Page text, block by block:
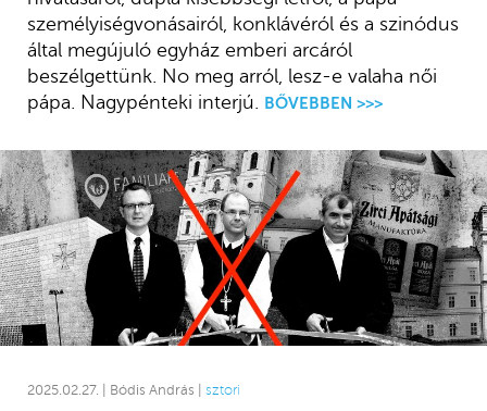
személyiségvonásairól, konklávéról és a szinódus
által megújuló egyház emberi arcáról
beszélgettünk. No meg arról, lesz-e valaha női
pápa. Nagypénteki interjú. BŐVEBBEN >>>
2025.02.27. | Bódis András | sztori